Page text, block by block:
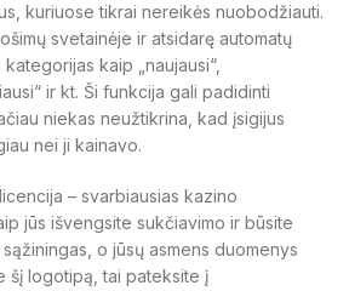
kuriuose tikrai nereikės nuobodžiauti.
svetainėje ir atsidarę automatų
kaip „naujausi“,
ir kt. Ši funkcija gali padidinti
niekas neužtikrina, kad įsigijus
nei ji kainavo.
– svarbiausias kazino
jūs išvengsite sukčiavimo ir būsite
o jūsų asmens duomenys
šį logotipą, tai pateksite į